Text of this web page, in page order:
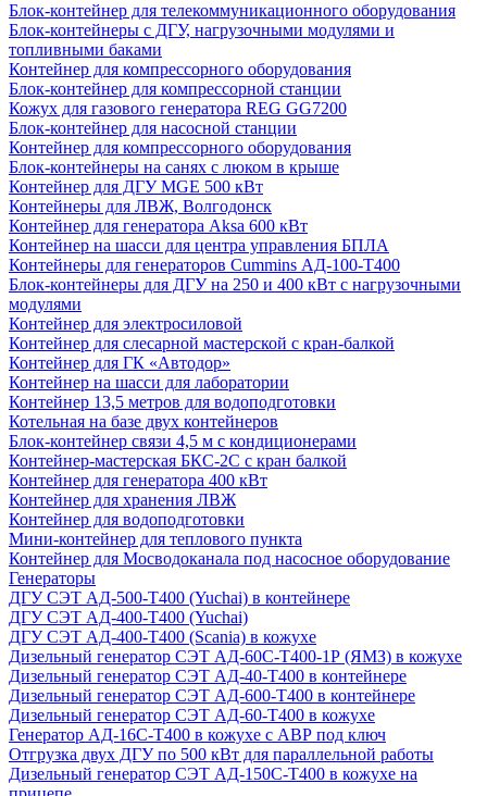
Блок-контейнер для телекоммуникационного оборудования
Блок-контейнеры с ДГУ, нагрузочными модулями и
топливными баками
Контейнер для компрессорного оборудования
Блок-контейнер для компрессорной станции
Кожух для газового генератора REG GG7200
Блок-контейнер для насосной станции
Контейнер для компрессорного оборудования
Блок-контейнеры на санях с люком в крыше
Контейнер для ДГУ MGE 500 кВт
Контейнеры для ЛВЖ, Волгодонск
Контейнер для генератора Aksa 600 кВт
Контейнер на шасси для центра управления БПЛА
Контейнеры для генераторов Cummins АД-100-Т400
Блок-контейнеры для ДГУ на 250 и 400 кВт с нагрузочными
модулями
Контейнер для электросиловой
Контейнер для слесарной мастерской с кран-балкой
Контейнер для ГК «Автодор»
Контейнер на шасси для лаборатории
Контейнер 13,5 метров для водоподготовки
Котельная на базе двух контейнеров
Блок-контейнер связи 4,5 м с кондиционерами
Контейнер-мастерская БКС-2С с кран балкой
Контейнер для генератора 400 кВт
Контейнер для хранения ЛВЖ
Контейнер для водоподготовки
Мини-контейнер для теплового пункта
Контейнер для Мосводоканала под насосное оборудование
Генераторы
ДГУ СЭТ АД-500-Т400 (Yuchai) в контейнере
ДГУ СЭТ АД-400-Т400 (Yuchai)
ДГУ СЭТ АД-400-Т400 (Scania) в кожухе
Дизельный генератор СЭТ АД-60С-Т400-1Р (ЯМЗ) в кожухе
Дизельный генератор СЭТ АД-40-Т400 в контейнере
Дизельный генератор СЭТ АД-600-Т400 в контейнере
Дизельный генератор СЭТ АД-60-Т400 в кожухе
Генератор АД-16С-Т400 в кожухе с АВР под ключ
Отгрузка двух ДГУ по 500 кВт для параллельной работы
Дизельный генератор СЭТ АД-150С-Т400 в кожухе на